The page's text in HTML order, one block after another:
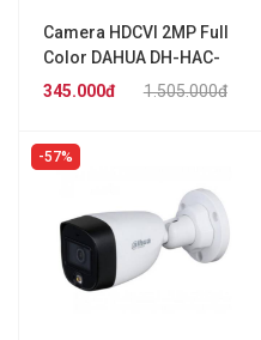
Camera HDCVI 2MP Full
Color DAHUA DH-HAC-
HDW1239TP-LED1.505.000đ
345.000đ
57%